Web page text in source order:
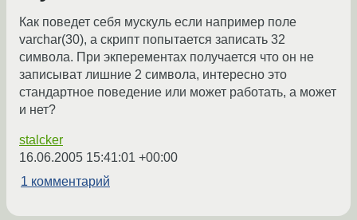
Как поведет себя мускуль если например поле
varchar(30), а скрипт попытается записать 32
символа. При экперементах получается что он не
записыват лишние 2 символа, интересно это
стандартное поведение или может работать, а может
и нет?
stalcker
16.06.2005 15:41:01 +00:00
1 комментарий